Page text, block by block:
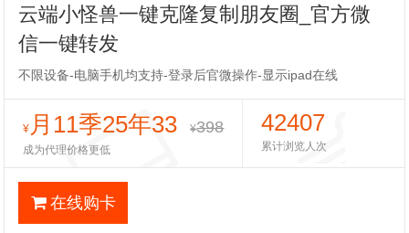
云端小怪兽一键克隆复制朋友圈_官方微
信一键转发
不限设备-电脑手机均支持-登录后官微操作-显示ipad在线
¥ 月11季25年33 ¥398
成为代理价格更低
42407
累计浏览人次
在线购卡